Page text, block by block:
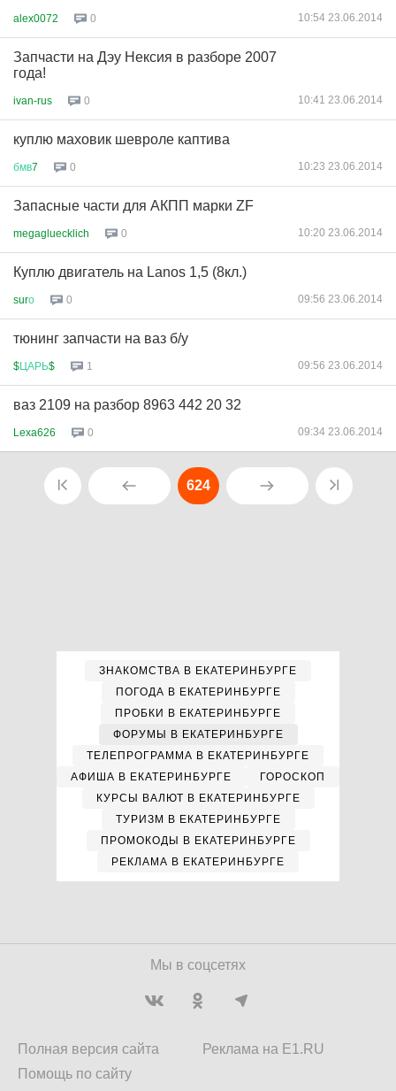
alex0072 0 10:54 23.06.2014
Запчасти на Дэу Нексия в разборе 2007
года!
ivan-rus 0 10:41 23.06.2014
куплю маховик шевроле каптива
бмв7 0 10:23 23.06.2014
Запасные части для АКПП марки ZF
megagluecklich 0 10:20 23.06.2014
Куплю двигатель на Lanos 1,5 (8кл.)
surо 0 09:56 23.06.2014
тюнинг запчасти на ваз б/у
$ЦАРЬ$ 1 09:56 23.06.2014
ваз 2109 на разбор 8963 442 20 32
Lexa626 0 09:34 23.06.2014
624
ЗНАКОМСТВА В ЕКАТЕРИНБУРГЕ
ПОГОДА В ЕКАТЕРИНБУРГЕ
ПРОБКИ В ЕКАТЕРИНБУРГЕ
ФОРУМЫ В ЕКАТЕРИНБУРГЕ
ТЕЛЕПРОГРАММА В ЕКАТЕРИНБУРГЕ
АФИША В ЕКАТЕРИНБУРГЕ
ГОРОСКОП
КУРСЫ ВАЛЮТ В ЕКАТЕРИНБУРГЕ
ТУРИЗМ В ЕКАТЕРИНБУРГЕ
ПРОМОКОДЫ В ЕКАТЕРИНБУРГЕ
РЕКЛАМА В ЕКАТЕРИНБУРГЕ
Мы в соцсетях
Полная версия сайта
Помощь по сайту
Реклама на E1.RU